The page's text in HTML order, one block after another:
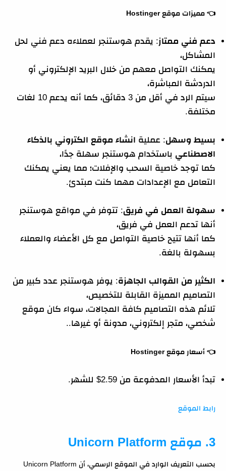
👈 مميزات موقع Hostinger
دعم فني ممتاز: يقدم هوستنجر لعملاءه دعم فني لحل
المشاكل،
يمكنك التواصل معهم من خلال البريد الإلكتروني أو
الدردشة المباشرة،
سيتم الرد في أقل من 3 دقائق، كما أنه يدعم 10 لغات
مختلفة.
بسيط وسهل: عملية انشاء موقع الكتروني بالذكاء
الاصطناعي باستخدام هوستنجر سهلة جدًا،
كما توجد خاصية السحب والإفلات؛ مما يعني يمكنك
التعامل مع الإعدادات مهما كنت مبتدئ.
سهولة العمل في فريق: تتوفر في مواقع هوستنجر
أنها تدعم العمل في فريق،
كما أنها تتيح خاصية التواصل مع كل الأعضاء والعملاء
بسهولة بالغة.
الكثير من القوالب الجاهزة: يوفر هوستنجر عدد كبير من
التصاميم المميزة القابلة للتخصيص،
تلائم هذه التصاميم كافة المجالات، سواء كان موقع
شخصي، متجر إلكتروني، مدونة أو غيرها..
👈أسعار موقع Hostinger
تبدأ الأسعار المدفوعة من 2.59$ للشهر.
رابط الموقع
3. موقع Unicorn Platform
بحسب التعريف الوارد في الموقع الرسمي، أن Unicorn Platform